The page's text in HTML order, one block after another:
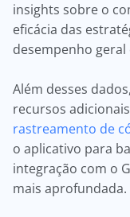
insights sobre o
eficácia das
desempenho geral
Além desses
recursos
rastreamento de
o aplicativo para
integração com o
mais aprofundada.